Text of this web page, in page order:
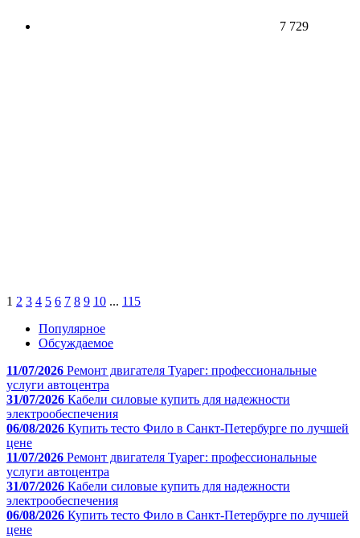
7 729
1 2 3 4 5 6 7 8 9 10 ... 115
Популярное
Обсуждаемое
11/07/2026 Ремонт двигателя Туарег: профессиональные
услуги автоцентра
31/07/2026 Кабели силовые купить для надежности
электрообеспечения
06/08/2026 Купить тесто Фило в Санкт-Петербурге по лучшей
цене
11/07/2026 Ремонт двигателя Туарег: профессиональные
услуги автоцентра
31/07/2026 Кабели силовые купить для надежности
электрообеспечения
06/08/2026 Купить тесто Фило в Санкт-Петербурге по лучшей
цене